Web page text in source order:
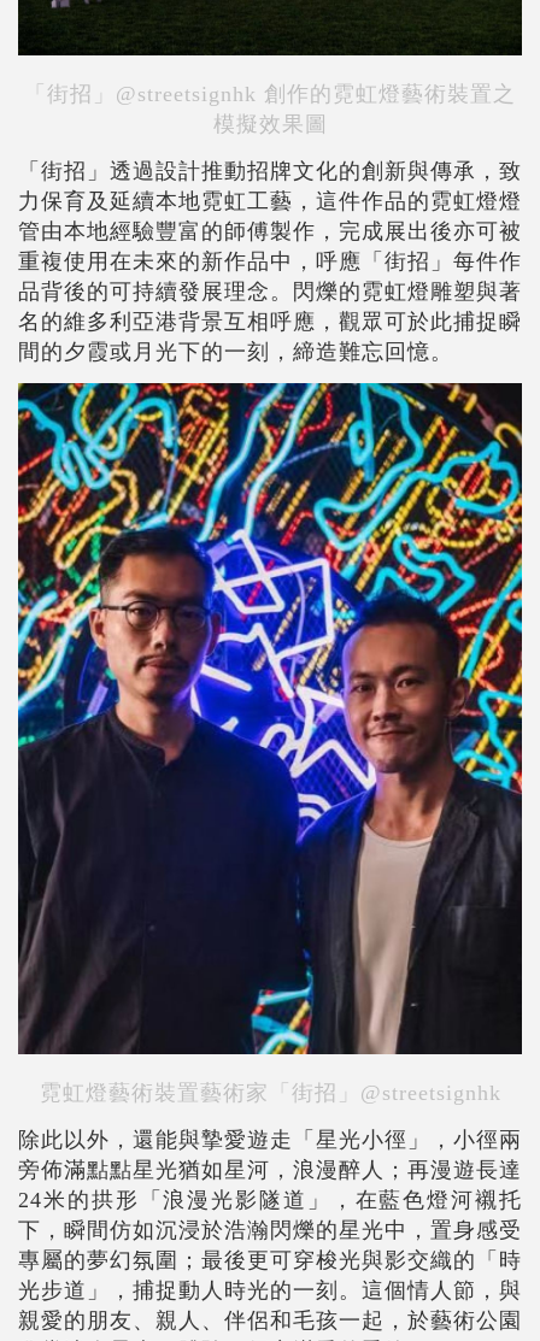
「街招」@streetsignhk 創作的霓虹燈藝術裝置之
模擬效果圖
「街招」透過設計推動招牌文化的創新與傳承，致
力保育及延續本地霓虹工藝，這件作品的霓虹燈燈
管由本地經驗豐富的師傅製作，完成展出後亦可被
重複使用在未來的新作品中，呼應「街招」每件作
品背後的可持續發展理念。閃爍的霓虹燈雕塑與著
名的維多利亞港背景互相呼應，觀眾可於此捕捉瞬
間的夕霞或月光下的一刻，締造難忘回憶。
霓虹燈藝術裝置藝術家「街招」@streetsignhk
除此以外，還能與摯愛遊走「星光小徑」，小徑兩
旁佈滿點點星光猶如星河，浪漫醉人；再漫遊長達
24米的拱形「浪漫光影隧道」，在藍色燈河襯托
下，瞬間仿如沉浸於浩瀚閃爍的星光中，置身感受
專屬的夢幻氛圍；最後更可穿梭光與影交織的「時
光步道」，捕捉動人時光的一刻。這個情人節，與
親愛的朋友、親人、伴侶和毛孩一起，於藝術公園